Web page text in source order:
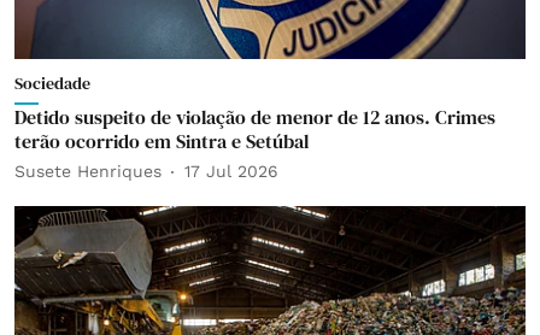
Sociedade
Detido suspeito de violação de menor de 12 anos. Crimes
terão ocorrido em Sintra e Setúbal
Susete Henriques 17 Jul 2026